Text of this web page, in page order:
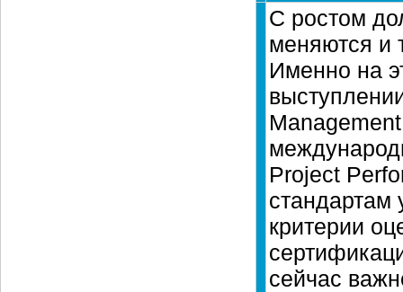
С ростом
меняются и
Именно на
Project
стандартам
критерии
сейчас